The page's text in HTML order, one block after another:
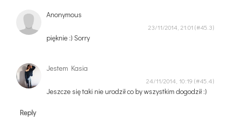
Anonymous
23/11/2014, 21:01
pięknie :) Sorry
Jestem Kasia
24/11/2014, 10:19
Jeszcze się taki nie urodził co by wszystkim dogodził :)
Reply